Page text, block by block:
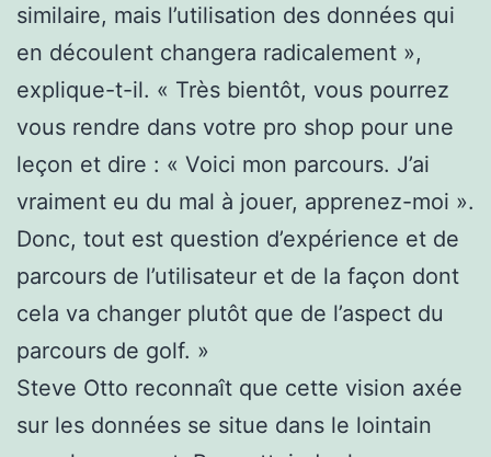
similaire, mais l’utilisation des données qui
en découlent changera radicalement »,
explique-t-il. « Très bientôt, vous pourrez
vous rendre dans votre pro shop pour une
leçon et dire : « Voici mon parcours. J’ai
vraiment eu du mal à jouer, apprenez-moi ».
Donc, tout est question d’expérience et de
parcours de l’utilisateur et de la façon dont
cela va changer plutôt que de l’aspect du
parcours de golf. »
Steve Otto reconnaît que cette vision axée
sur les données se situe dans le lointain